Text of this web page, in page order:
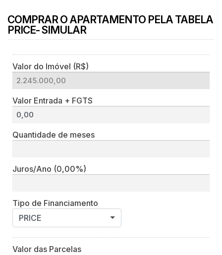
COMPRAR O APARTAMENTO PELA TABELA
PRICE- SIMULAR
Valor do Imóvel (R$)
Valor Entrada + FGTS
Quantidade de meses
Juros/Ano (0,00%)
Tipo de Financiamento
PRICE
Valor das Parcelas